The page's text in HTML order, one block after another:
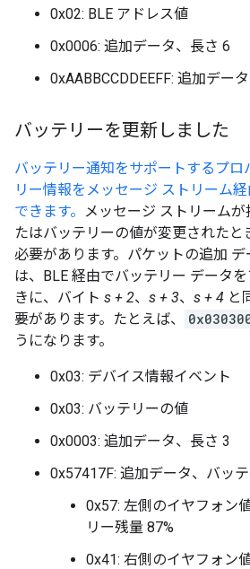
0x02: BLE アドレス値
0x0006: 追加データ、長さ 6
0xAABBCCDDEEFF: 追加デー
バッテリーを更新しました
バッテリー通知をサポートするプロ
リー情報をメッセージ ストリーム
できます。
メッセージ ストリーム
たはバッテリーの値が変更されたと
必要があります。パケットの追加
は、BLE 経由でバッテリー データ
きに、バイト s + 2、 s + 3、 s + 4 と
要があります。たとえば、
うになります。
0x03: デバイス情報イベント
0x03: バッテリーの値
0x0003: 追加データ、長さ 3
0x57417F: 追加データ、バッ
0x57: 左側のイヤフォン
リー残量 87%
0x41: 右側のイヤフォン